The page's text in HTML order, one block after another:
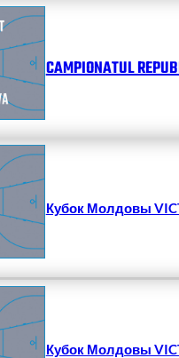
CAMPIONATUL
Кубок Молдовы
Кубок Молдовы